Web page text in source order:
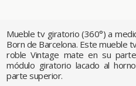
Mueble tv giratorio (360°) a
Born de Barcelona. Este mueble
roble Vintage mate en su
módulo giratorio lacado al
parte superior.